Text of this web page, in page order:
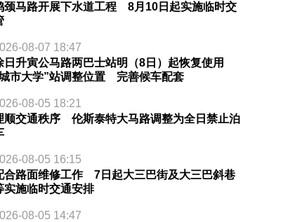
颈马路开展下水道工程 8月10日起实施临时交
08-07 18:47
日升寅公马路两巴士站明（8日）起恢复使用
市大学”站调整位置 完善候车配套
08-05 18:21
顺交通秩序 伦斯泰特大马路调整为全日禁止泊
08-05 16:15
合路面维修工作 7日起大三巴街及大三巴斜巷
实施临时交通安排
08-05 14:47